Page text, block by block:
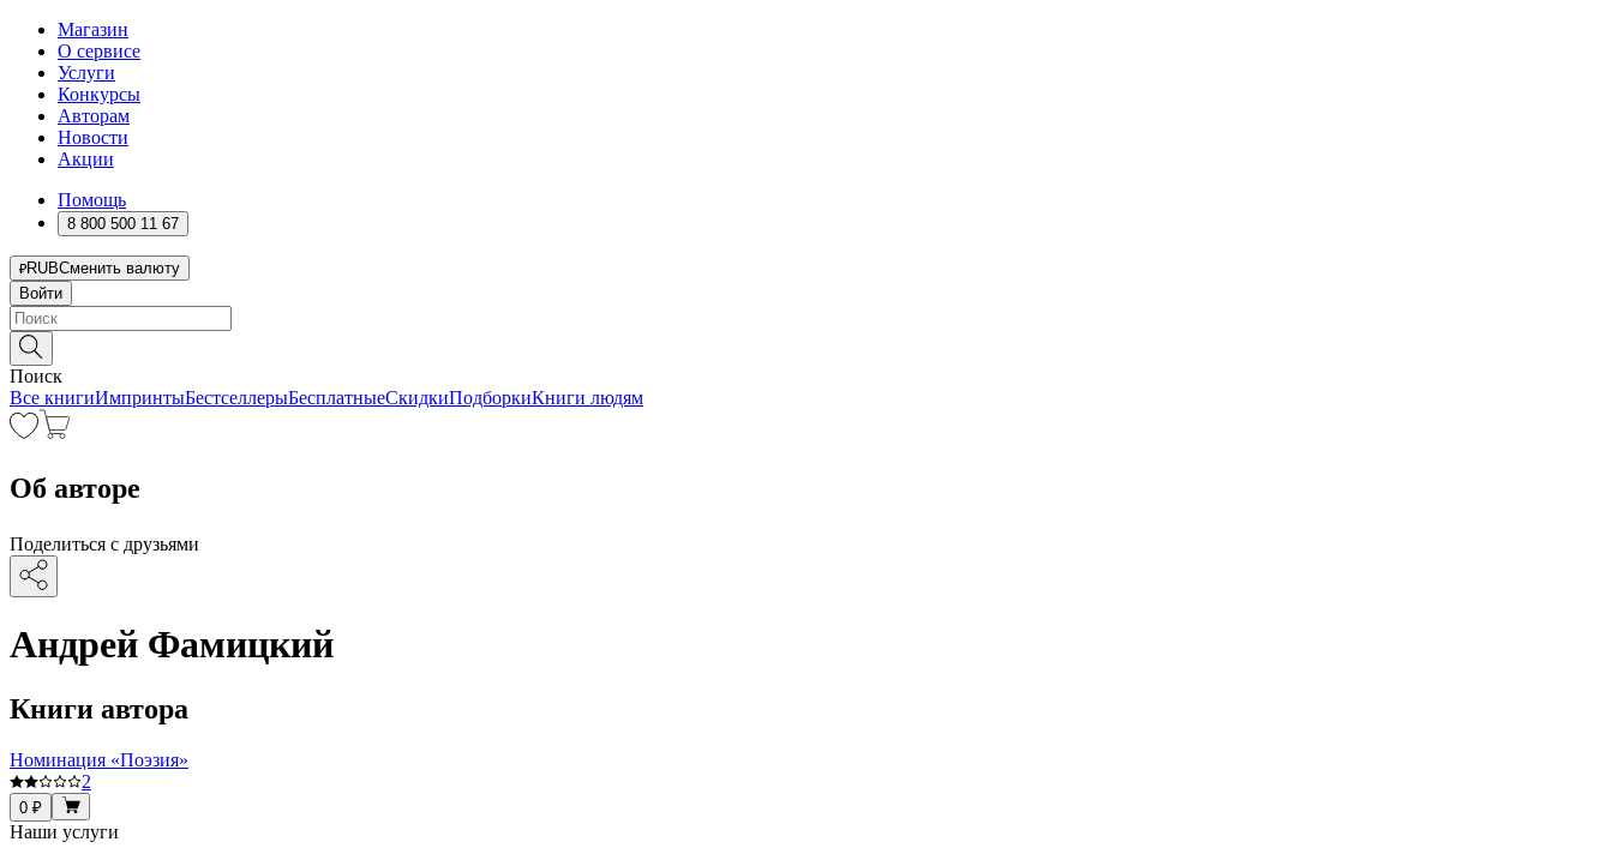
Магазин
О сервисе
Услуги
Конкурсы
Авторам
Новости
Акции
Помощь
8 800 500 11 67
RUBСменить валюту
Войти
Поиск
Все книгиИмпринтыБестселлерыБесплатныеСкидкиПодборкиКниги людям
Об авторе
Поделиться с друзьями
Андрей Фамицкий
Книги автора
Номинация «Поэзия»
2
0 ₽
Наши услуги